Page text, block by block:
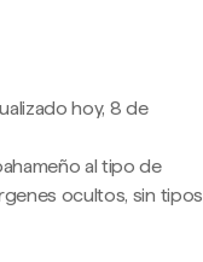
hoy, 8 de
al tipo de
ocultos, sin tipos